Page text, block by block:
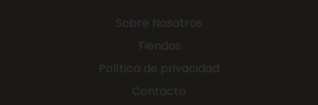
Sobre Nosotros
Tiendas
Política de privacidad
Contacto